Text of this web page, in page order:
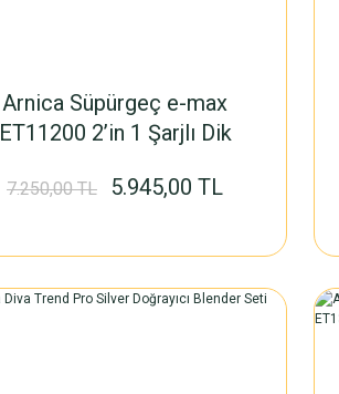
Arnica Süpürgeç e-max
ET11200 2’in 1 Şarjlı Dik
7.250,00 TL 5.945,00 TL